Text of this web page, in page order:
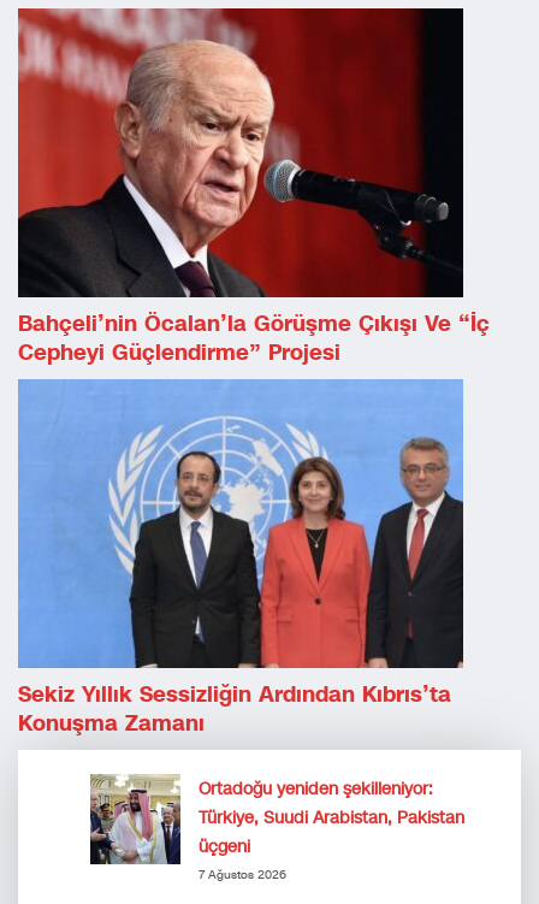
Bahçeli’nin Öcalan’la Görüşme Çıkışı Ve “İç
Cepheyi Güçlendirme” Projesi
Sekiz Yıllık Sessizliğin Ardından Kıbrıs’ta
Konuşma Zamanı
Ortadoğu yeniden şekilleniyor:
Türkiye, Suudi Arabistan, Pakistan
üçgeni
7 Ağustos 2026